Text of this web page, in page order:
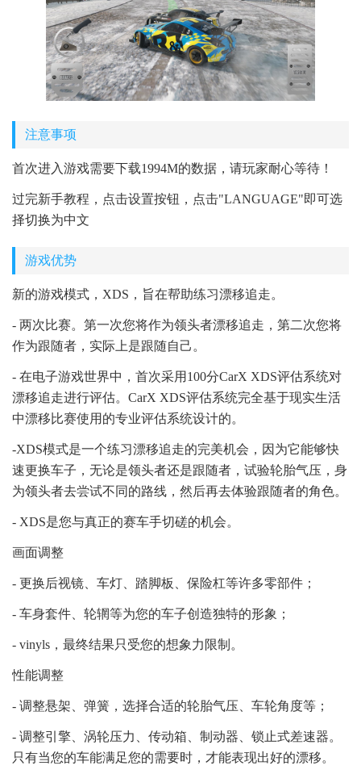
注意事项
首次进入游戏需要下载1994M的数据，请玩家耐心等待！
过完新手教程，点击设置按钮，点击"LANGUAGE"即可选
择切换为中文
游戏优势
新的游戏模式，XDS，旨在帮助练习漂移追走。
- 两次比赛。第一次您将作为领头者漂移追走，第二次您将
作为跟随者，实际上是跟随自己。
- 在电子游戏世界中，首次采用100分CarX XDS评估系统对
漂移追走进行评估。CarX XDS评估系统完全基于现实生活
中漂移比赛使用的专业评估系统设计的。
-XDS模式是一个练习漂移追走的完美机会，因为它能够快
速更换车子，无论是领头者还是跟随者，试验轮胎气压，身
为领头者去尝试不同的路线，然后再去体验跟随者的角色。
- XDS是您与真正的赛车手切磋的机会。
画面调整
- 更换后视镜、车灯、踏脚板、保险杠等许多零部件；
- 车身套件、轮辋等为您的车子创造独特的形象；
- vinyls，最终结果只受您的想象力限制。
性能调整
- 调整悬架、弹簧，选择合适的轮胎气压、车轮角度等；
- 调整引擎、涡轮压力、传动箱、制动器、锁止式差速器。
只有当您的车能满足您的需要时，才能表现出好的漂移。